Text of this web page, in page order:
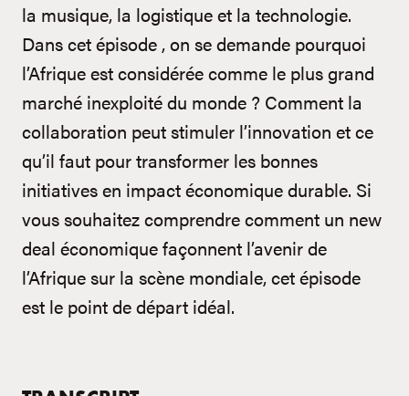
la musique, la logistique et la technologie.
Dans cet épisode , on se demande pourquoi
l’Afrique est considérée comme le plus grand
marché inexploité du monde ? Comment la
collaboration peut stimuler l’innovation et ce
qu’il faut pour transformer les bonnes
initiatives en impact économique durable. Si
vous souhaitez comprendre comment un new
deal économique façonnent l’avenir de
l’Afrique sur la scène mondiale, cet épisode
est le point de départ idéal.